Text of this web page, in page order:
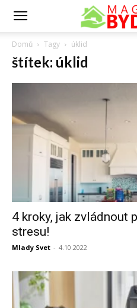
Domů Tagy úklid
štítek: úklid
4 kroky, jak zvládnout
stresu!
Mlady Svet - 4.10.2022